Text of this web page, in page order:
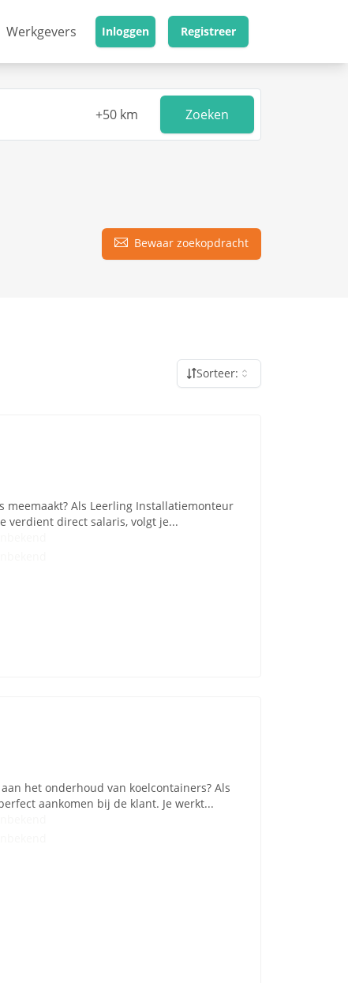
Werkgevers Inloggen Registreer
Zoeken
Bewaar zoekopdracht
Sorteer:
Als Leerling Installatiemonteur
verdient direct salaris, volgt je...
het onderhoud van koelcontainers? Als
aankomen bij de klant. Je werkt...